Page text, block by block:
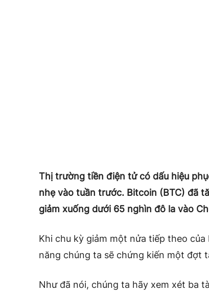
Thị trường tiền điện tử có dấu hiệu
nhẹ vào tuần trước. Bitcoin (BTC) đã
giảm xuống dưới 65 nghìn đô la vào
Khi chu kỳ giảm một nửa tiếp theo
năng chúng ta sẽ chứng kiến ​​một đợt
Như đã nói, chúng ta hãy xem xét ba